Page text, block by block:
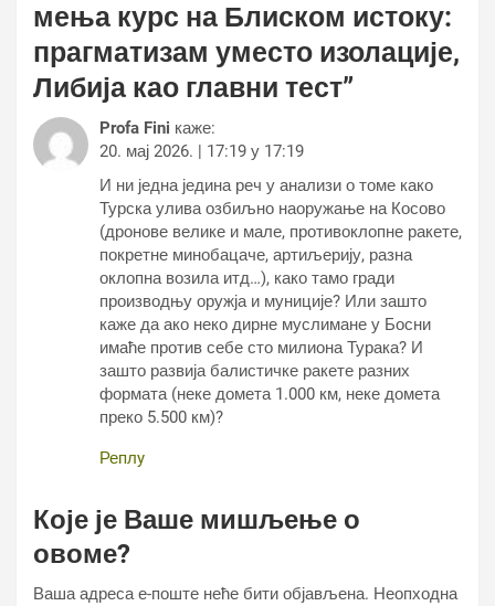
мења курс на Блиском истоку:
прагматизам уместо изолације,
Либија као главни тест”
Profa Fini каже:
20. мај 2026. | 17:19 у 17:19
И ни једна једина реч у анализи о томе како
Турска улива озбиљно наоружање на Косово
(дронове велике и мале, противоклопне ракете,
покретне минобацаче, артиљерију, разна
оклопна возила итд…), како тамо гради
производњу оружја и муниције? Или зашто
каже да ако неко дирне муслимане у Босни
имаће против себе сто милиона Турака? И
зашто развија балистичке ракете разних
формата (неке домета 1.000 км, неке домета
преко 5.500 км)?
Реплy
Које је Ваше мишљење о
овоме?
Ваша адреса е-поште неће бити објављена. Неопходна